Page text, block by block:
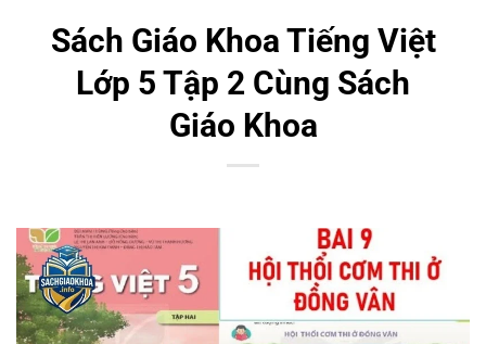
Sách Giáo Khoa Tiếng Việt
Lớp 5 Tập 2 Cùng Sách
Giáo Khoa